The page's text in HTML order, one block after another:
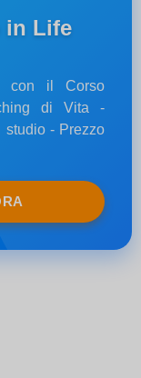
in Life
con il Corso
di Vita -
studio - Prezzo